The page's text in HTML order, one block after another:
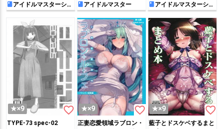
アイドルマスターシン
デレラガールズ
アイドルマスター
アイドルマスターシン
デレラガールズ
★×9 favorite_border
TYPE-73 spec-02
★×9 favorite_border
正妻恋愛領域ラブロン・
★×9 favorite_border
藍子とドスケベするまと